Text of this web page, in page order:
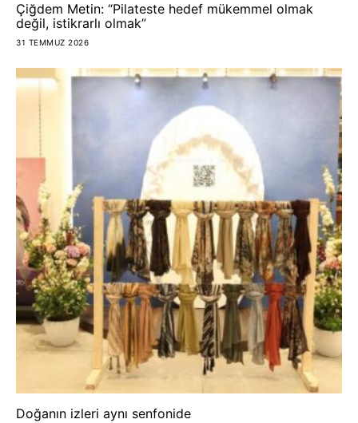
Çiğdem Metin: “Pilateste hedef mükemmel olmak
değil, istikrarlı olmak”
31 TEMMUZ 2026
Doğanın izleri aynı senfonide